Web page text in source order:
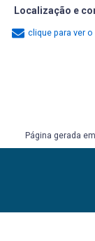
Localização e
clique para ver o
Página gerada